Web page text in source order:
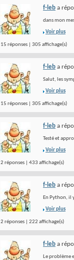
f-leb a
dans mon
Voir plus
15 réponses | 305 affichage(s)
f-leb a
Salut, les
Voir plus
15 réponses | 305 affichage(s)
f-leb a
Testé et
Voir plus
2 réponses | 433 affichage(s)
f-leb a
En Python, il
Voir plus
2 réponses | 222 affichage(s)
f-leb a
Le problème